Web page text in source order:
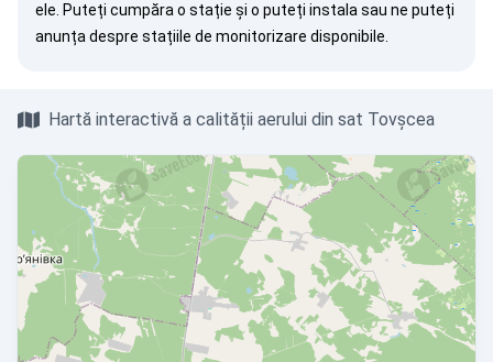
ele. Puteți cumpăra o stație și o puteți instala sau ne puteți
anunța despre stațiile de monitorizare disponibile.
Hartă interactivă a calității aerului din sat Tovșcea